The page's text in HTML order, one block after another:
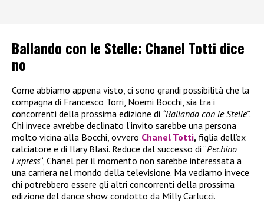
Ballando con le Stelle: Chanel Totti dice
no
Come abbiamo appena visto, ci sono grandi possibilità che la
compagna di Francesco Torri, Noemi Bocchi, sia tra i
concorrenti della prossima edizione di “Ballando con le Stelle”.
Chi invece avrebbe declinato l’invito sarebbe una persona
molto vicina alla Bocchi, ovvero Chanel Totti, figlia dell’ex
calciatore e di Ilary Blasi. Reduce dal successo di “Pechino
Express“, Chanel per il momento non sarebbe interessata a
una carriera nel mondo della televisione. Ma vediamo invece
chi potrebbero essere gli altri concorrenti della prossima
edizione del dance show condotto da Milly Carlucci.